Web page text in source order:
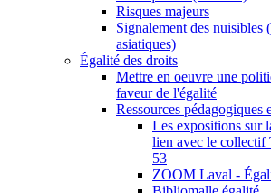
Risques majeurs
Signalement des nuisibles
asiatiques)
Égalité des droits
Mettre en oeuvre une
faveur de l'égalité
Ressources pédagogiques
Les expositions sur
lien avec le
53
ZOOM Laval -